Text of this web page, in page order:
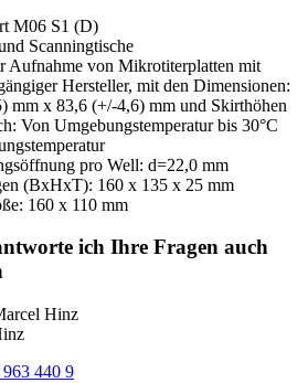
M06 S1 (D)
Scanningtische
Aufnahme von Mikrotiterplatten mit
Hersteller, mit den Dimensionen:
mm x 83,6 (+/-4,6) mm und Skirthöhen
Von Umgebungstemperatur bis 30°C
pro Well: d=22,0 mm
(BxHxT): 160 x 135 x 25 mm
160 x 110 mm
ich Ihre Fragen auch
440 9